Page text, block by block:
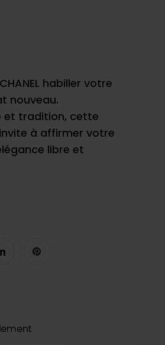
habiller votre
nouveau.
et tradition, cette
à affirmer votre
libre et